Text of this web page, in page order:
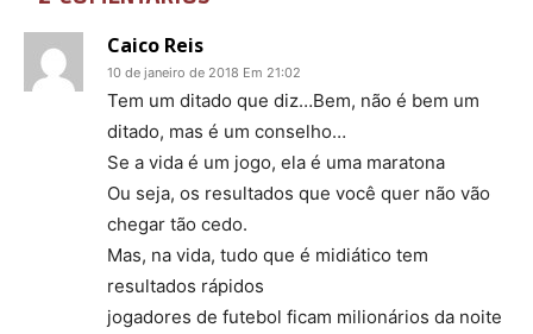
Caico Reis
10 de janeiro de 2018 Em 21:02
Tem um ditado que diz…Bem, não é bem um
ditado, mas é um conselho…
Se a vida é um jogo, ela é uma maratona
Ou seja, os resultados que você quer não vão
chegar tão cedo.
Mas, na vida, tudo que é midiático tem
resultados rápidos
jogadores de futebol ficam milionários da noite